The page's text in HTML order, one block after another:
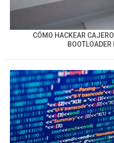
CÓMO HACKEAR